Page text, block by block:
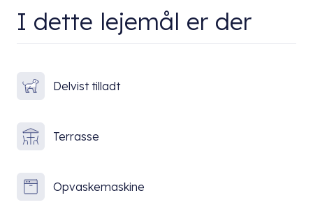
I dette lejemål er der
Delvist tilladt
Terrasse
Opvaskemaskine